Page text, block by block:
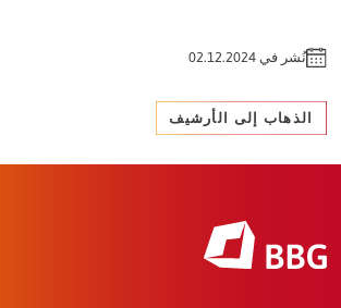
في 02.12.2024
إلى الأرشيف